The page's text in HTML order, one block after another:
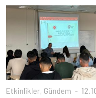
Etkinlikler, Gündem